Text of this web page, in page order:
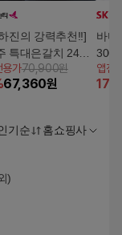
진의 강력추천!!]
특대은갈치 24토
용가70,900원
67,360원
바다
앱전
17
기순 홈쇼핑사
)